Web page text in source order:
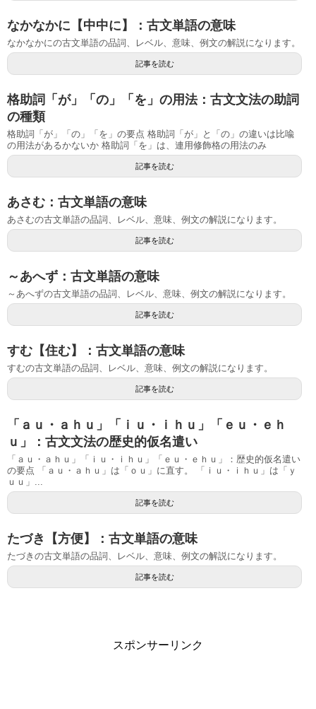
なかなかに【中中に】：古文単語の意味
なかなかにの古文単語の品詞、レベル、意味、例文の解説になります。
記事を読む
格助詞「が」「の」「を」の用法：古文文法の助詞
の種類
格助詞「が」「の」「を」の要点 格助詞「が」と「の」の違いは比喩
の用法があるかないか 格助詞「を」は、連用修飾格の用法のみ
記事を読む
あさむ：古文単語の意味
あさむの古文単語の品詞、レベル、意味、例文の解説になります。
記事を読む
～あへず：古文単語の意味
～あへずの古文単語の品詞、レベル、意味、例文の解説になります。
記事を読む
すむ【住む】：古文単語の意味
すむの古文単語の品詞、レベル、意味、例文の解説になります。
記事を読む
「ａｕ・ａｈｕ」「ｉｕ・ｉｈｕ」「ｅｕ・ｅｈ
ｕ」：古文文法の歴史的仮名遣い
「ａｕ・ａｈｕ」「ｉｕ・ｉｈｕ」「ｅｕ・ｅｈｕ」：歴史的仮名遣い
の要点 「ａｕ・ａｈｕ」は「ｏｕ」に直す。 「ｉｕ・ｉｈｕ」は「ｙ
ｕｕ」...
記事を読む
たづき【方便】：古文単語の意味
たづきの古文単語の品詞、レベル、意味、例文の解説になります。
記事を読む
スポンサーリンク